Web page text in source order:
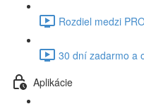
Rozdiel medzi
30 dní zadarmo a
Aplikácie